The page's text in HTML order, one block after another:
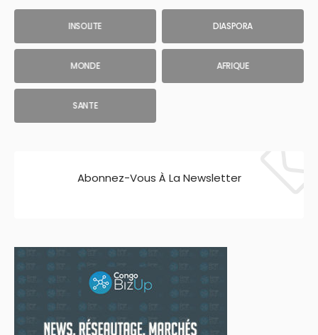
INSOLITE DIASPORA
MONDE AFRIQUE
SANTE
Abonnez-Vous À La Newsletter